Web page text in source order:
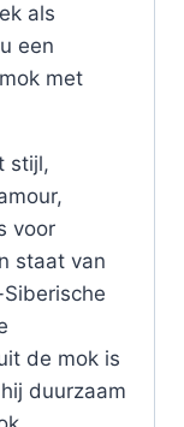
als
een
met
stijl,
voor
staat van
de mok is
duurzaam